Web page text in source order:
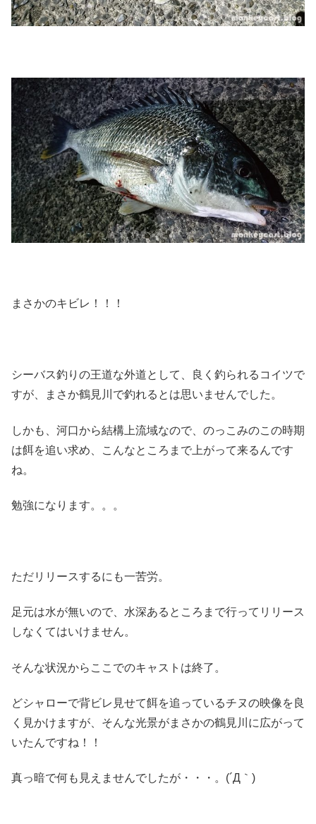
まさかのキビレ！！！
シーバス釣りの王道な外道として、良く釣られるコイツで
すが、まさか鶴見川で釣れるとは思いませんでした。
しかも、河口から結構上流域なので、のっこみのこの時期
は餌を追い求め、こんなところまで上がって来るんです
ね。
勉強になります。。。
ただリリースするにも一苦労。
足元は水が無いので、水深あるところまで行ってリリース
しなくてはいけません。
そんな状況からここでのキャストは終了。
どシャローで背ビレ見せて餌を追っているチヌの映像を良
く見かけますが、そんな光景がまさかの鶴見川に広がって
いたんですね！！
真っ暗で何も見えませんでしたが・・・。(´Д｀)